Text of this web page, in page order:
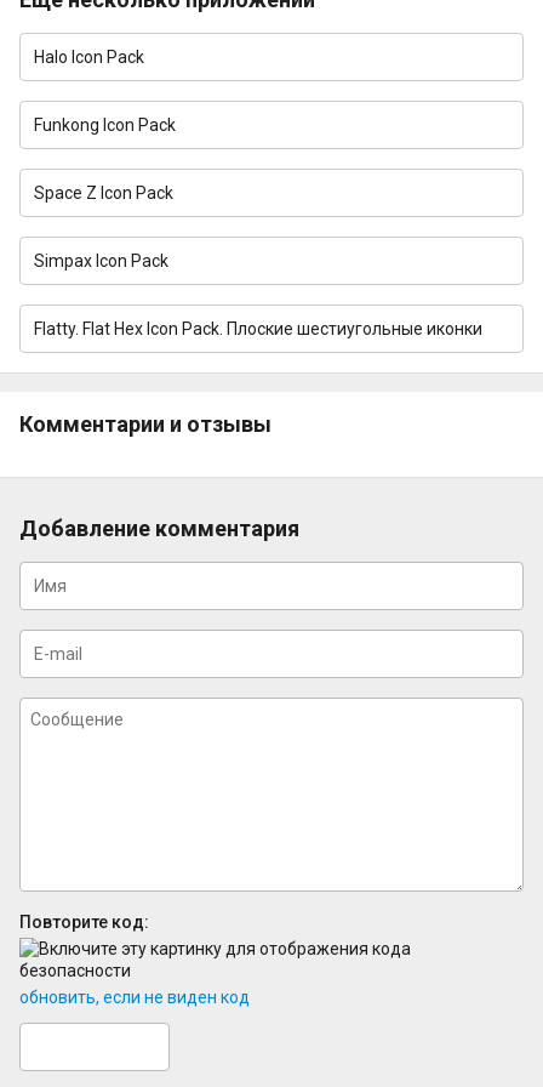
Halo Icon Pack
Funkong Icon Pack
Space Z Icon Pack
Simpax Icon Pack
Flatty. Flat Hex Icon Pack. Плоские шестиугольные иконки
Комментарии и отзывы
Добавление комментария
Повторите код:
обновить, если не виден код